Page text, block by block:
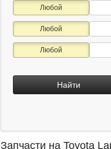
Любой
Любой
Любой
Найти
Запчасти на Toyota